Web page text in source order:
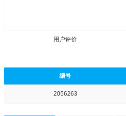
用户评价
编号
2056263